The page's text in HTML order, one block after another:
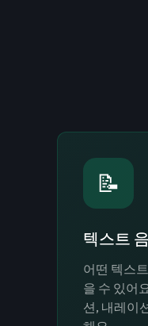
📝
텍스트
어떤 텍스
을 수 있어
션, 내레이